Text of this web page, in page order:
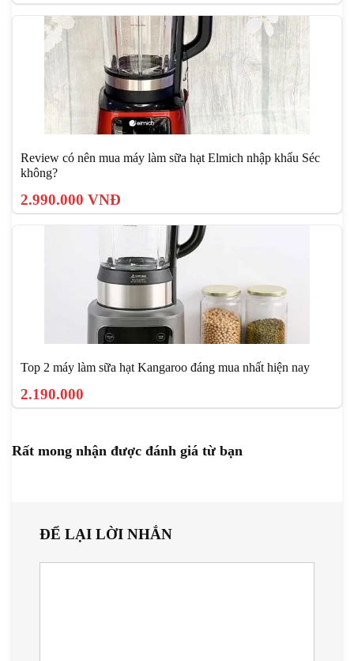
Review có nên mua máy làm sữa hạt Elmich nhập khẩu Séc
không?
2.990.000 VNĐ
Top 2 máy làm sữa hạt Kangaroo đáng mua nhất hiện nay
2.190.000
Rất mong nhận được đánh giá từ bạn
ĐỂ LẠI LỜI NHẮN